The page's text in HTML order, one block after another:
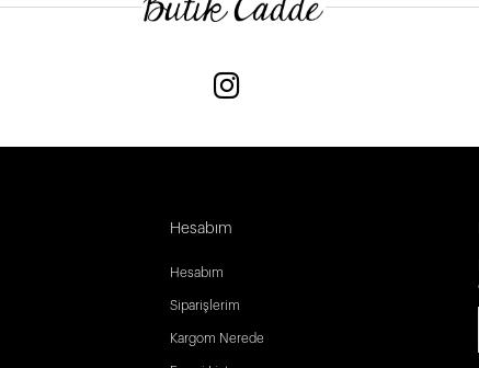
Hesabım
Hesabım
Siparişlerim
Kargom Nerede